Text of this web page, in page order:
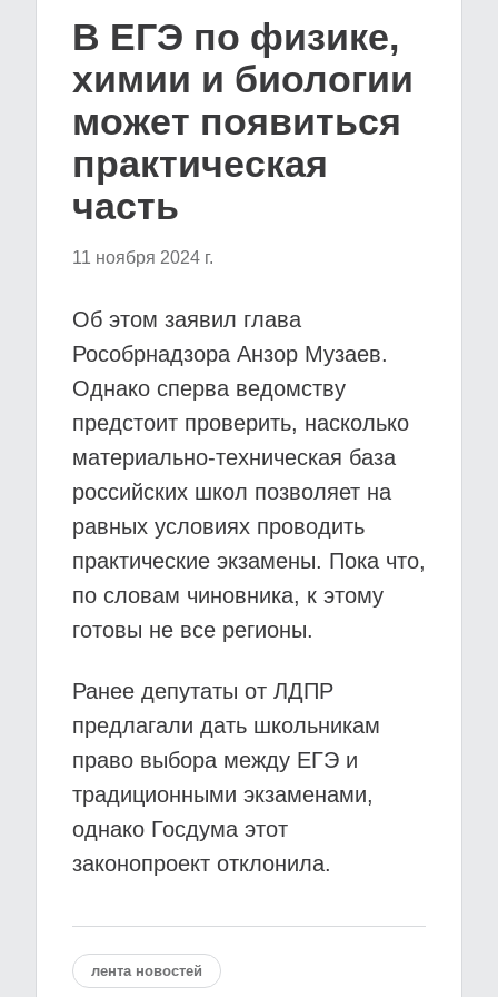
В ЕГЭ по физике,
химии и биологии
может появиться
практическая
часть
11 ноября 2024 г.
Об этом заявил глава
Рособрнадзора Анзор Музаев.
Однако сперва ведомству
предстоит проверить, насколько
материально-техническая база
российских школ позволяет на
равных условиях проводить
практические экзамены. Пока что,
по словам чиновника, к этому
готовы не все регионы.
Ранее депутаты от ЛДПР
предлагали дать школьникам
право выбора между ЕГЭ и
традиционными экзаменами,
однако Госдума этот
законопроект отклонила.
лента новостей